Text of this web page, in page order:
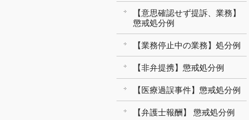
【意思確認せず提訴、業務】
懲戒処分例
【業務停止中の業務】処分例
【非弁提携】懲戒処分例
【医療過誤事件】懲戒処分例
【弁護士報酬】 懲戒処分例